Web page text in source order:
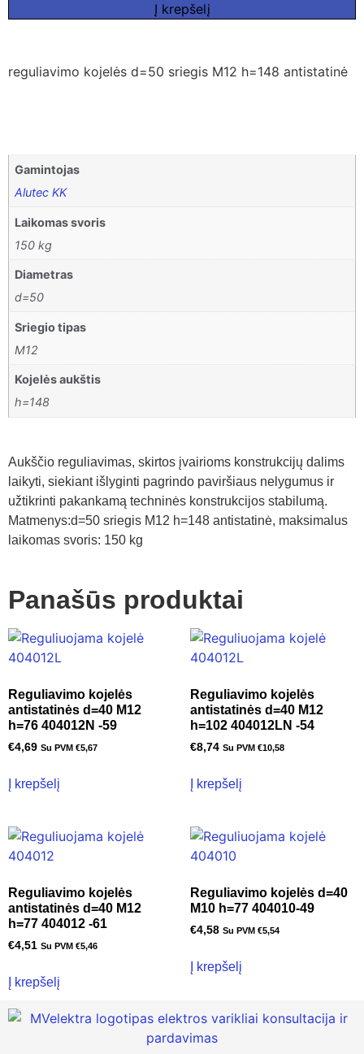
Į krepšelį
reguliavimo kojelės d=50 sriegis M12 h=148 antistatinė
Gamintojas
Alutec KK
Laikomas svoris
150 kg
Diametras
d=50
Sriegio tipas
M12
Kojelės aukštis
h=148
Aukščio reguliavimas, skirtos įvairioms konstrukcijų dalims
laikyti, siekiant išlyginti pagrindo paviršiaus nelygumus ir
užtikrinti pakankamą techninės konstrukcijos stabilumą.
Matmenys:d=50 sriegis M12 h=148 antistatinė, maksimalus
laikomas svoris: 150 kg
Panašūs produktai
Reguliavimo kojelės
antistatinės d=40 M12
h=76 404012N -59
€4,69 Su PVM €5,67
Į krepšelį
Reguliavimo kojelės
antistatinės d=40 M12
h=102 404012LN -54
€8,74 Su PVM €10,58
Į krepšelį
Reguliavimo kojelės
antistatinės d=40 M12
h=77 404012 -61
€4,51 Su PVM €5,46
Į krepšelį
Reguliavimo kojelės d=40
M10 h=77 404010-49
€4,58 Su PVM €5,54
Į krepšelį